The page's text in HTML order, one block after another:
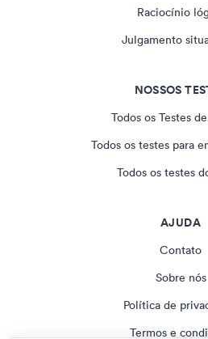
Raciocínio
Julgamento
NOSSOS
Todos os Testes
Todos os testes para
Todos os testes
AJUDA
Contato
Sobre nós
Política de
Termos e